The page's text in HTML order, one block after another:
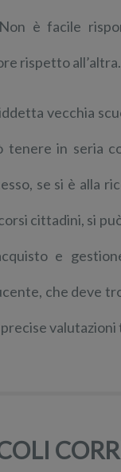
è facile
rispetto all’altra.
vecchia
tenere in seria
se si è alla
cittadini, si
e
che deve
valutazioni